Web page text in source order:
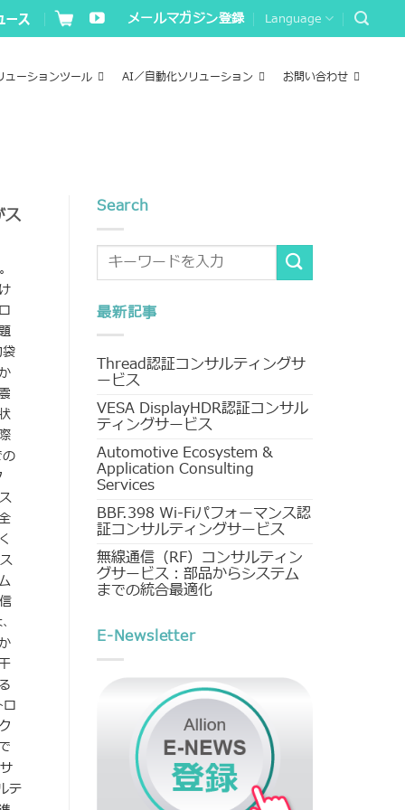
メールマガジン登録 Language
ューションツール AI／自動化ソリューション お問い合わせ
ス
テ
Search
最新記事
Thread認証コンサルティングサ
ービス
VESA DisplayHDR認証コンサル
ティングサービス
Automotive Ecosystem &
Application Consulting
Services
BBF.398 Wi-Fiパフォーマンス認
証コンサルティングサービス
無線通信（RF）コンサルティン
グサービス：部品からシステム
までの統合最適化
E-Newsletter